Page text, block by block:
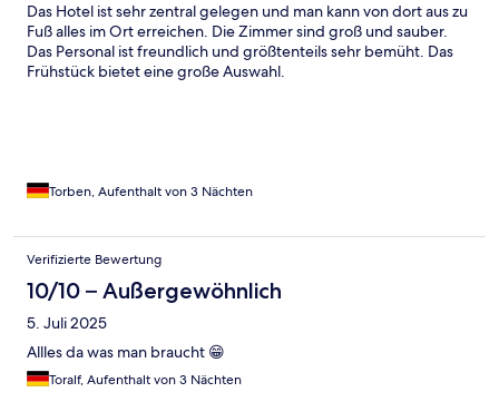
Das Hotel ist sehr zentral gelegen und man kann von dort aus zu
Fuß alles im Ort erreichen. Die Zimmer sind groß und sauber.
Das Personal ist freundlich und größtenteils sehr bemüht. Das
Frühstück bietet eine große Auswahl.
Torben, Aufenthalt von 3 Nächten
Verifizierte Bewertung
10/10 – Außergewöhnlich
5. Juli 2025
Allles da was man braucht 😁
Toralf, Aufenthalt von 3 Nächten